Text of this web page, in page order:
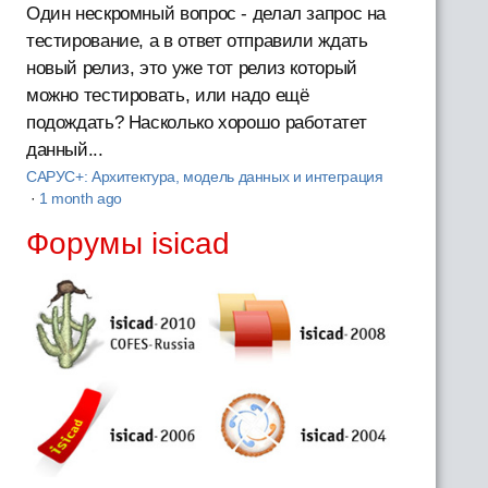
Один нескромный вопрос - делал запрос на
тестирование, а в ответ отправили ждать
новый релиз, это уже тот релиз который
можно тестировать, или надо ещё
подождать? Насколько хорошо работатет
данный...
САРУС+: Архитектура, модель данных и интеграция
· 1 month ago
Форумы isicad